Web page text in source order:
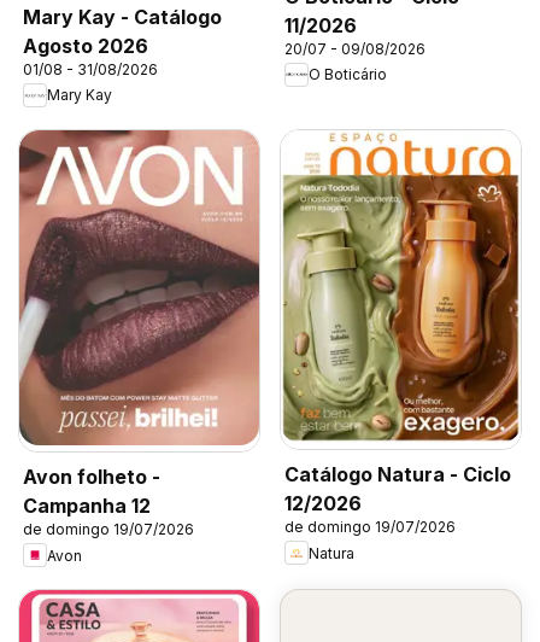
Mary Kay - Catálogo
Agosto 2026
01/08 - 31/08/2026
Mary Kay
11/2026
20/07 - 09/08/2026
O Boticário
Avon folheto -
Campanha 12
de domingo 19/07/2026
Avon
Catálogo Natura - Ciclo
12/2026
de domingo 19/07/2026
Natura